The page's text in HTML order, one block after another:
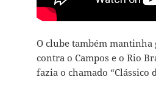
O clube também
contra o Campos e o Rio
fazia o chamado “Clássico